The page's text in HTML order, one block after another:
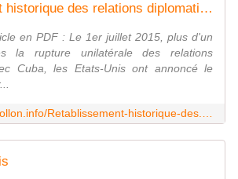
Rétablissement historique des relations diplomatiques entre Cuba et les Etats-UnisSalim Lamrani
en PDF : Le 1er juillet 2015, plus d'un
la rupture unilatérale des relations
Cuba, les Etats-Unis ont annoncé le